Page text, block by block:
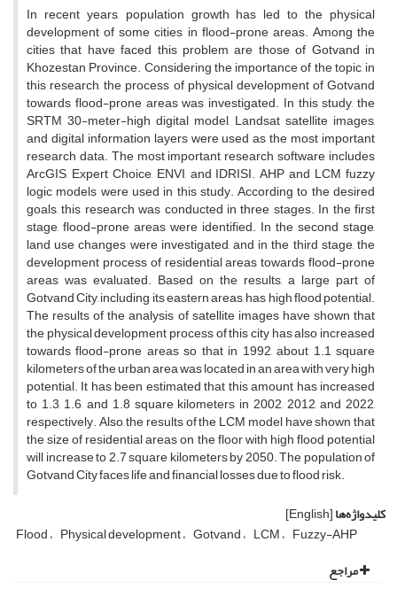
In recent years, population growth has led to the physical
development of some cities in flood-prone areas. Among the
cities that have faced this problem are those of Gotvand in
Khozestan Province. Considering the importance of the topic, in
this research, the process of physical development of Gotvand
towards flood-prone areas was investigated. In this study, the
SRTM 30-meter-high digital model, Landsat satellite images,
and digital information layers were used as the most important
research data. The most important research software includes
ArcGIS, Expert Choice, ENVI, and IDRISI. AHP and LCM fuzzy
logic models were used in this study. According to the desired
goals, this research was conducted in three stages. In the first
stage, flood-prone areas were identified. In the second stage,
land use changes were investigated, and in the third stage, the
development process of residential areas towards flood-prone
areas was evaluated. Based on the results, a large part of
Gotvand City, including its eastern areas, has high flood potential.
The results of the analysis of satellite images have shown that
the physical development process of this city has also increased
towards flood-prone areas so that in 1992, about 1.1 square
kilometers of the urban area was located in an area with very high
potential. It has been estimated that this amount has increased
to 1.3, 1.6, and 1.8 square kilometers in 2002, 2012, and 2022,
respectively. Also, the results of the LCM model have shown that
the size of residential areas on the floor with high flood potential
will increase to 2.7 square kilometers by 2050. The population of
Gotvand City faces life and financial losses due to flood risk.
کلیدواژه‌ها[English]
Flood Physical development Gotvand LCM Fuzzy-AHP
مراجع